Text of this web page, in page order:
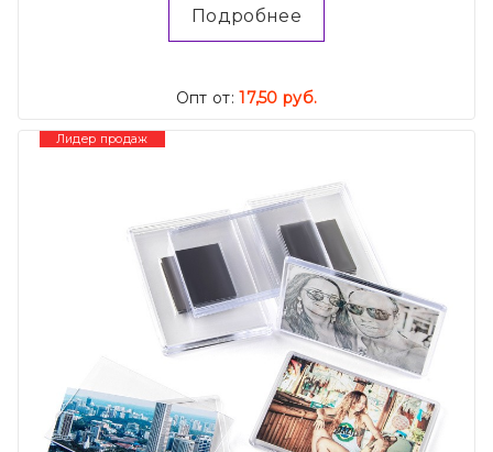
Подробнее
Опт от:17,50 руб.
Лидер продаж